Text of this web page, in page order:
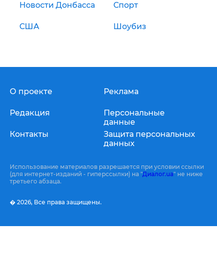
Новости Донбасса Спорт
США Шоубиз
О проекте
Редакция
Контакты
Реклама
Персональные
данные
Защита персональных
данных
Использование материалов разрешается при условии ссылки
(для интернет-изданий - гиперссылки) на "Диалог.ua" не ниже
третьего абзаца.
� 2026, Все права защищены.